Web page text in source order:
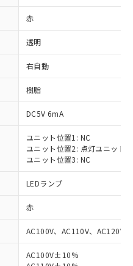
赤
透明
右自動
樹脂
DC5V 6mA
ユニット位置1: NC
ユニット位置2: 点灯ユニット
ユニット位置3: NC
LEDランプ
赤
AC100V、AC110V、AC120V
AC100V±10%